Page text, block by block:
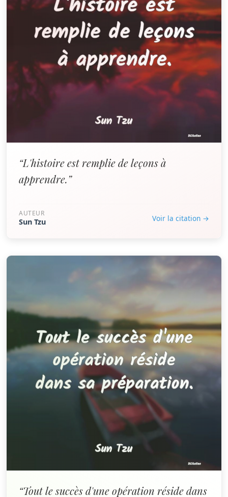
“L'histoire est remplie de leçons à
apprendre.”
AUTEUR
Sun Tzu Voir la citation →
“Tout le succès d'une opération réside dans